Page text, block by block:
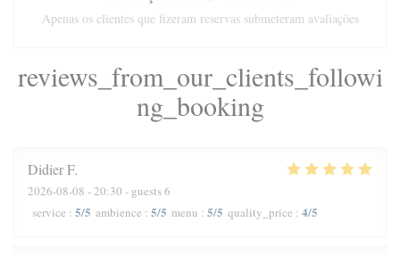
reviews_from_our_clients_followi
ng_booking
DidierF
2026-08-08 - 20:30 - guests 6
service : 5/5 ambience : 5/5 menu : 5/5 quality_price : 4/5
Apenas os clientes que fizeram reservas submeteram avaliações